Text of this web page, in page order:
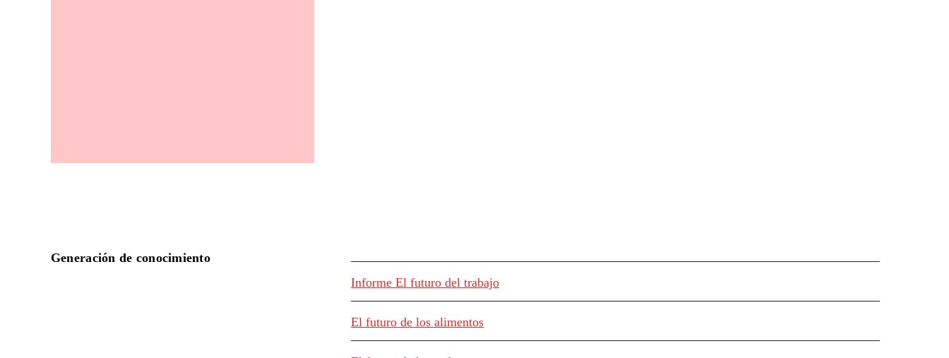
Generación de conocimiento
Informe El futuro del trabajo
El futuro de los alimentos